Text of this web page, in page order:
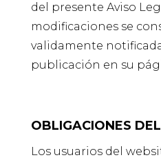
del presente Aviso
modificaciones se
validamente
publicación en su
OBLIGACIONES
Los usuarios del